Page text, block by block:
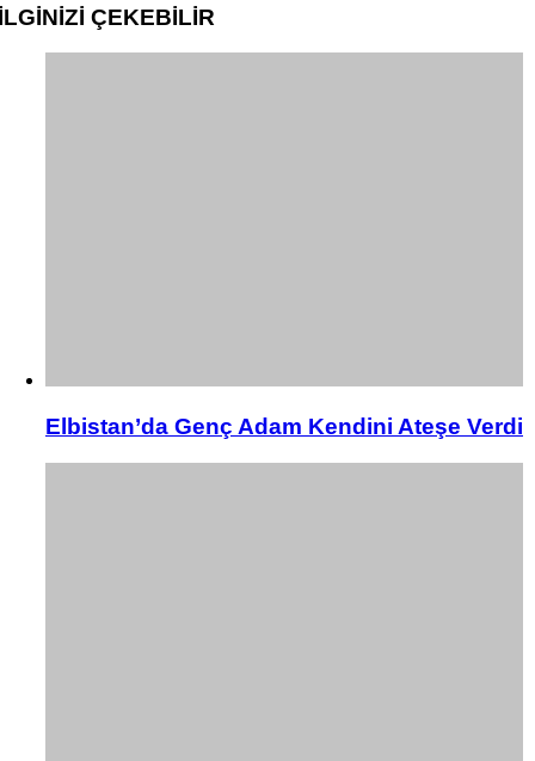
ÇEKEBİLİR
Elbistan’da Genç Adam Kendini Ateşe Verdi